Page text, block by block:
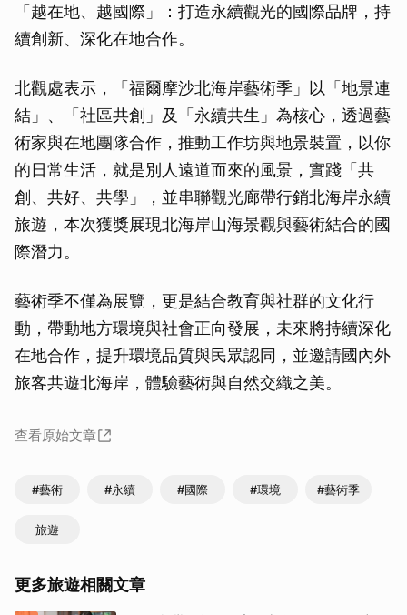
「越在地、越國際」：打造永續觀光的國際品牌，持
續創新、深化在地合作。
北觀處表示，「福爾摩沙北海岸藝術季」以「地景連
結」、「社區共創」及「永續共生」為核心，透過藝
術家與在地團隊合作，推動工作坊與地景裝置，以你
的日常生活，就是別人遠道而來的風景，實踐「共
創、共好、共學」，並串聯觀光廊帶行銷北海岸永續
旅遊，本次獲獎展現北海岸山海景觀與藝術結合的國
際潛力。
藝術季不僅為展覽，更是結合教育與社群的文化行
動，帶動地方環境與社會正向發展，未來將持續深化
在地合作，提升環境品質與民眾認同，並邀請國內外
旅客共遊北海岸，體驗藝術與自然交織之美。
查看原始文章
#藝術 #永續 #國際 #環境 #藝術季
旅遊
更多旅遊相關文章